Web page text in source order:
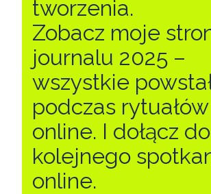
tworzenia.
Zobacz moje
journalu 2025 –
wszystkie
podczas rytuałów
online. I dołącz do
kolejnego
online.